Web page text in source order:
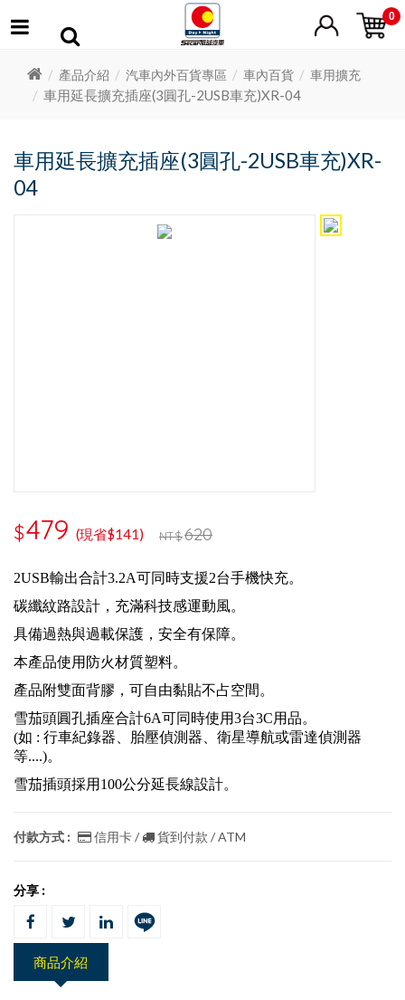
0
產品介紹 汽車內外百貨專區 車內百貨 車用擴充
車用延長擴充插座(3圓孔-2USB車充)XR-04
車用延長擴充插座(3圓孔-2USB車充)XR-
04
$479 (現省$141) NT$620
2USB輸出合計3.2A可同時支援2台手機快充。
碳纖紋路設計，充滿科技感運動風。
具備過熱與過載保護，安全有保障。
本產品使用防火材質塑料。
產品附雙面背膠，可自由黏貼不占空間。
雪茄頭圓孔插座合計6A可同時使用3台3C用品。
(如 : 行車紀錄器、胎壓偵測器、衛星導航或雷達偵測器
等....)。
雪茄插頭採用100公分延長線設計。
付款方式 : 信用卡 / 貨到付款 / ATM
分享 :
商品介紹